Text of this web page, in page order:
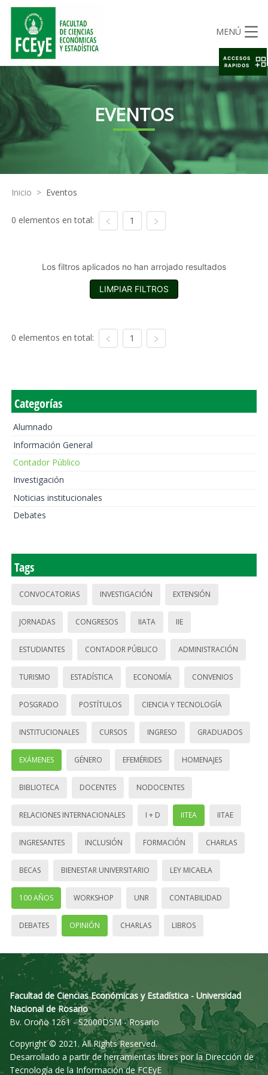
MENÚ
EVENTOS
Inicio > Eventos
0 elementos en total: 1
Los filtros aplicados no han arrojado resultados
LIMPIAR FILTROS
0 elementos en total: 1
Categorías
Alumnado
Información General
Contador Público
Investigación
Noticias institucionales
Debates
Tags
CONVOCATORIAS INVESTIGACIÓN EXTENSIÓN
JORNADAS CONGRESOS IIATA IIE
ESTUDIANTES CONTADOR PÚBLICO ADMINISTRACIÓN
TURISMO ESTADÍSTICA ECONOMÍA CONVENIOS
POSGRADO POSTÍTULOS CIENCIA Y TECNOLOGÍA
INSTITUCIONALES CURSOS INGRESO GRADUADOS
EXÁMENES GÉNERO EFEMÉRIDES HOMENAJES
BIBLIOTECA DOCENTES NODOCENTES
RELACIONES INTERNACIONALES I + D IITEA IITAE
INGRESANTES INCLUSIÓN FORMACIÓN CHARLAS
BECAS BIENESTAR UNIVERSITARIO LEY MICAELA
100 AÑOS WORKSHOP UNR CONTABILIDAD
DEBATES OPINIÓN CHARLAS LIBROS
Facultad de Ciencias Económicas y Estadística - Universidad
Nacional de Rosario
Bv. Oroño 1261 - S2000DSM - Rosario
Copyright © 2021. All Rights Reserved.
Desarrollado a partir de herramientas libres por la Dirección de
Tecnología de la Información de FCEyE
ACCESOS
RAPIDOS